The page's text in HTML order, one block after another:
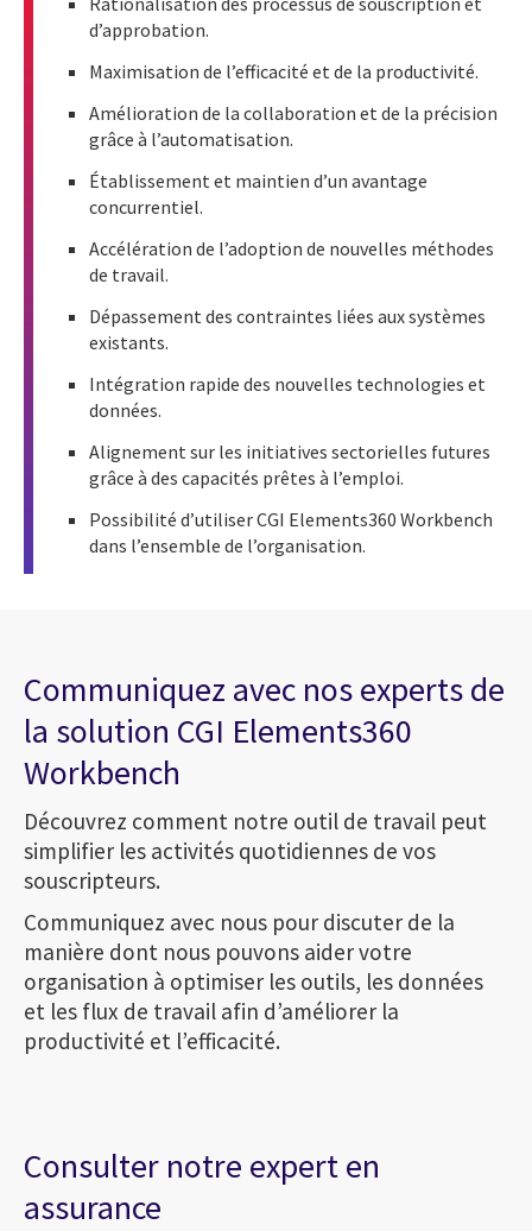
d’approbation.
Maximisation de l’efficacité et de la productivité.
Amélioration de la collaboration et de la précision
grâce à l’automatisation.
Établissement et maintien d’un avantage
concurrentiel.
Accélération de l’adoption de nouvelles méthodes
de travail.
Dépassement des contraintes liées aux systèmes
existants.
Intégration rapide des nouvelles technologies et
données.
Alignement sur les initiatives sectorielles futures
grâce à des capacités prêtes à l’emploi.
Possibilité d’utiliser CGI Elements360 Workbench
dans l’ensemble de l’organisation.
Communiquez avec nos experts de
la solution CGI Elements360
Workbench
Découvrez comment notre outil de travail peut
simplifier les activités quotidiennes de vos
souscripteurs.
Communiquez avec nous pour discuter de la
manière dont nous pouvons aider votre
organisation à optimiser les outils, les données
et les flux de travail afin d’améliorer la
productivité et l’efficacité.
Consulter notre expert en
assurance